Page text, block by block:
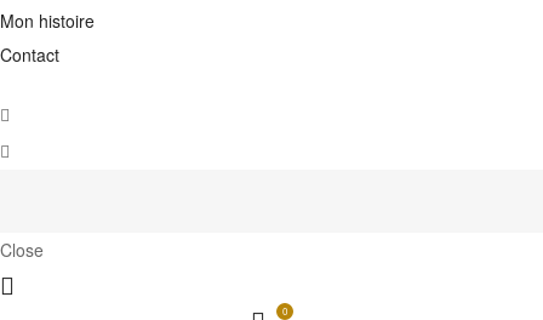
Mon histoire
Contact
Close
0